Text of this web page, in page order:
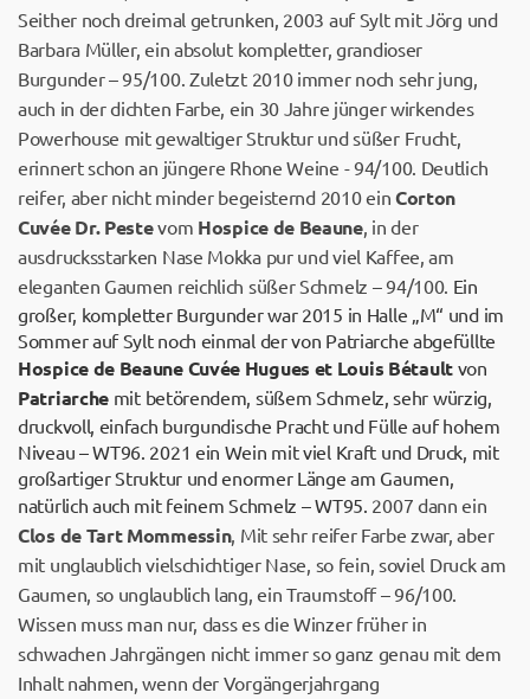
Seither noch dreimal getrunken, 2003 auf Sylt mit Jörg und
Barbara Müller, ein absolut kompletter, grandioser
Burgunder – 95/100. Zuletzt 2010 immer noch sehr jung,
auch in der dichten Farbe, ein 30 Jahre jünger wirkendes
Powerhouse mit gewaltiger Struktur und süßer Frucht,
erinnert schon an jüngere Rhone Weine - 94/100. Deutlich
reifer, aber nicht minder begeisternd 2010 ein Corton
Cuvée Dr. Pestevom Hospice de Beaune, in der
ausdrucksstarken Nase Mokka pur und viel Kaffee, am
eleganten Gaumen reichlich süßer Schmelz – 94/100. Ein
großer, kompletter Burgunder war 2015 in Halle „M“ und im
Sommer auf Sylt noch einmal der von Patriarche abgefüllte
Hospice de Beaune Cuvée Hugues et Louis Bétaultvon
Patriarche mit betörendem, süßem Schmelz, sehr würzig,
druckvoll, einfach burgundische Pracht und Fülle auf hohem
Niveau – WT96. 2021 ein Wein mit viel Kraft und Druck, mit
großartiger Struktur und enormer Länge am Gaumen,
natürlich auch mit feinem Schmelz – WT95. 2007 dann ein
Clos de Tart Mommessin, Mit sehr reifer Farbe zwar, aber
mit unglaublich vielschichtiger Nase, so fein, soviel Druck am
Gaumen, so unglaublich lang, ein Traumstoff – 96/100.
Wissen muss man nur, dass es die Winzer früher in
schwachen Jahrgängen nicht immer so ganz genau mit dem
Inhalt nahmen, wenn der Vorgängerjahrgang